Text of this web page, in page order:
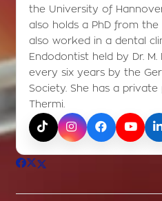
the University of
also holds a PhD from the
also worked in a dental
Endodontist held by Dr.
every six years by the
Society. She has a private
Thermi.
TikTokInstagramFacebook